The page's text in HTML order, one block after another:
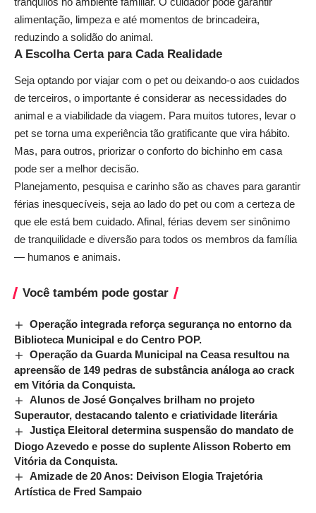
alimentação, limpeza e até momentos de brincadeira,
reduzindo a solidão do animal.
A Escolha Certa para Cada Realidade
Seja optando por viajar com o pet ou deixando-o aos cuidados
de terceiros, o importante é considerar as necessidades do
animal e a viabilidade da viagem. Para muitos tutores, levar o
pet se torna uma experiência tão gratificante que vira hábito.
Mas, para outros, priorizar o conforto do bichinho em casa
pode ser a melhor decisão.
Planejamento, pesquisa e carinho são as chaves para garantir
férias inesquecíveis, seja ao lado do pet ou com a certeza de
que ele está bem cuidado. Afinal, férias devem ser sinônimo
de tranquilidade e diversão para todos os membros da família
— humanos e animais.
Você também pode gostar
Operação integrada reforça segurança no entorno da
Biblioteca Municipal e do Centro POP.
Operação da Guarda Municipal na Ceasa resultou na
apreensão de 149 pedras de substância análoga ao crack
em Vitória da Conquista.
Alunos de José Gonçalves brilham no projeto
Superautor, destacando talento e criatividade literária
Justiça Eleitoral determina suspensão do mandato de
Diogo Azevedo e posse do suplente Alisson Roberto em
Vitória da Conquista.
Amizade de 20 Anos: Deivison Elogia Trajetória
Artística de Fred Sampaio